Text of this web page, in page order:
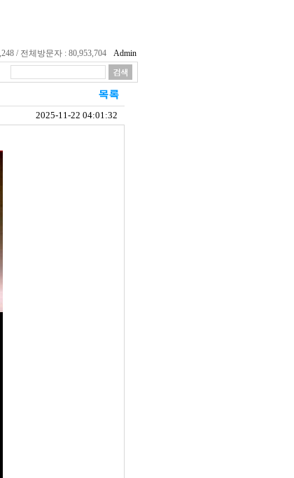
/ 전체방문자 : 80,953,704 Admin
2025-11-22 04:01:32